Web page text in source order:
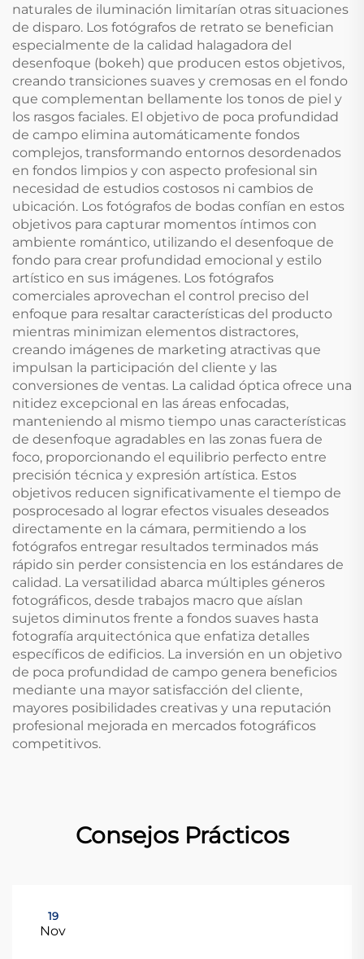
naturales de iluminación limitarían otras situaciones
de disparo. Los fotógrafos de retrato se benefician
especialmente de la calidad halagadora del
desenfoque (bokeh) que producen estos objetivos,
creando transiciones suaves y cremosas en el fondo
que complementan bellamente los tonos de piel y
los rasgos faciales. El objetivo de poca profundidad
de campo elimina automáticamente fondos
complejos, transformando entornos desordenados
en fondos limpios y con aspecto profesional sin
necesidad de estudios costosos ni cambios de
ubicación. Los fotógrafos de bodas confían en estos
objetivos para capturar momentos íntimos con
ambiente romántico, utilizando el desenfoque de
fondo para crear profundidad emocional y estilo
artístico en sus imágenes. Los fotógrafos
comerciales aprovechan el control preciso del
enfoque para resaltar características del producto
mientras minimizan elementos distractores,
creando imágenes de marketing atractivas que
impulsan la participación del cliente y las
conversiones de ventas. La calidad óptica ofrece una
nitidez excepcional en las áreas enfocadas,
manteniendo al mismo tiempo unas características
de desenfoque agradables en las zonas fuera de
foco, proporcionando el equilibrio perfecto entre
precisión técnica y expresión artística. Estos
objetivos reducen significativamente el tiempo de
posprocesado al lograr efectos visuales deseados
directamente en la cámara, permitiendo a los
fotógrafos entregar resultados terminados más
rápido sin perder consistencia en los estándares de
calidad. La versatilidad abarca múltiples géneros
fotográficos, desde trabajos macro que aíslan
sujetos diminutos frente a fondos suaves hasta
fotografía arquitectónica que enfatiza detalles
específicos de edificios. La inversión en un objetivo
de poca profundidad de campo genera beneficios
mediante una mayor satisfacción del cliente,
mayores posibilidades creativas y una reputación
profesional mejorada en mercados fotográficos
competitivos.
Consejos Prácticos
19
Nov